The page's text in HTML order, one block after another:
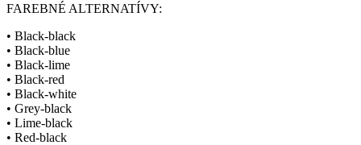
FAREBNÉ ALTERNATÍVY:
• Black-black
• Black-blue
• Black-lime
• Black-red
• Black-white
• Grey-black
• Lime-black
• Red-black